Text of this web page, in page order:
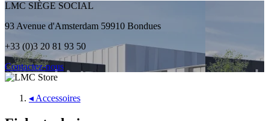
LMC SIÈGE SOCIAL
93 Avenue d'Amsterdam 59910 Bondues
+33 (0)3 20 81 93 50
Contactez-nous
◂ Accessoires